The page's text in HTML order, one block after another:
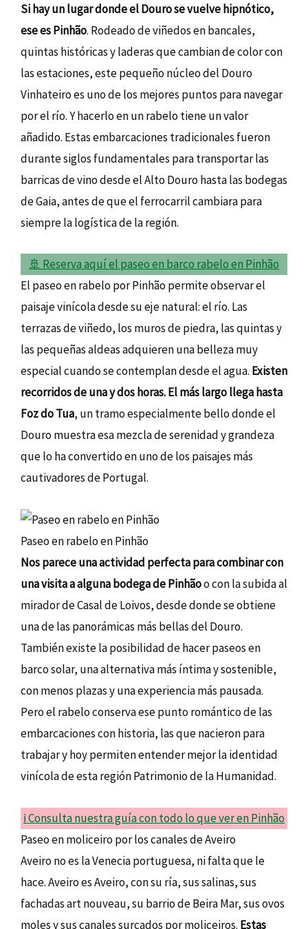
Si hay un lugar donde el Douro se vuelve hipnótico,
ese es Pinhão. Rodeado de viñedos en bancales,
quintas históricas y laderas que cambian de color con
las estaciones, este pequeño núcleo del Douro
Vinhateiro es uno de los mejores puntos para navegar
por el río. Y hacerlo en un rabelo tiene un valor
añadido. Estas embarcaciones tradicionales fueron
durante siglos fundamentales para transportar las
barricas de vino desde el Alto Douro hasta las bodegas
de Gaia, antes de que el ferrocarril cambiara para
siempre la logística de la región.
🚢 Reserva aquí el paseo en barco rabelo en Pinhão
El paseo en rabelo por Pinhão permite observar el
paisaje vinícola desde su eje natural: el río. Las
terrazas de viñedo, los muros de piedra, las quintas y
las pequeñas aldeas adquieren una belleza muy
especial cuando se contemplan desde el agua. Existen
recorridos de una y dos horas. El más largo llega hasta
Foz do Tua, un tramo especialmente bello donde el
Douro muestra esa mezcla de serenidad y grandeza
que lo ha convertido en uno de los paisajes más
cautivadores de Portugal.
Paseo en rabelo en Pinhão
Nos parece una actividad perfecta para combinar con
una visita a alguna bodega de Pinhãoo con la subida al
mirador de Casal de Loivos, desde donde se obtiene
una de las panorámicas más bellas del Douro.
También existe la posibilidad de hacer paseos en
barco solar, una alternativa más íntima y sostenible,
con menos plazas y una experiencia más pausada.
Pero el rabelo conserva ese punto romántico de las
embarcaciones con historia, las que nacieron para
trabajar y hoy permiten entender mejor la identidad
vinícola de esta región Patrimonio de la Humanidad.
ℹ️ Consulta nuestra guía con todo lo que ver en Pinhão
Paseo en moliceiro por los canales de Aveiro
Aveiro no es la Venecia portuguesa, ni falta que le
hace. Aveiro es Aveiro, con su ría, sus salinas, sus
fachadas art nouveau, su barrio de Beira Mar, sus ovos
moles y sus canales surcados por moliceiros. Estas